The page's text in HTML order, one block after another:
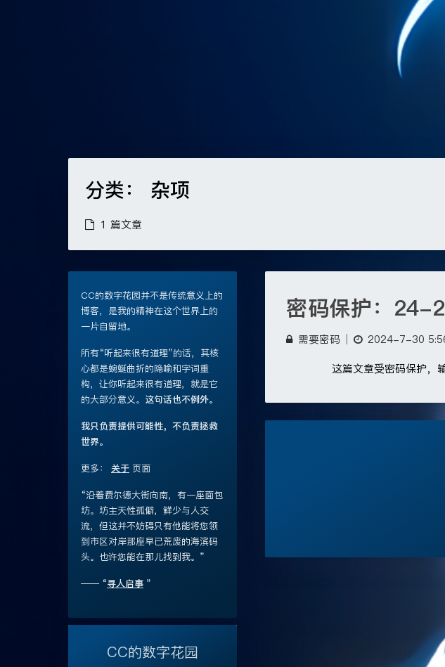
分类： 杂项
1 篇文章
CC的数字花园并不是传统意义上的
博客，是我的精神在这个世界上的
一片自留地。
所有“听起来很有道理”的话，其核
心都是蜿蜒曲折的隐喻和字词重
构，让你听起来很有道理，就是它
的大部分意义。 这句话也不例外。
我只负责提供可能性，不负责拯救
世界。
更多： 关于 页面
“沿着费尔德大街向南，有一座面包
坊。坊主天性孤僻，鲜少与人交
流，但这并不妨碍只有他能将您领
到市区对岸那座早已荒废的海滨码
头。也许您能在那儿找到我。”
—— “寻人启事 ”
CC的数字花园
密码保护：24-
需要密码 2024-7-30
这篇文章受密码保护，